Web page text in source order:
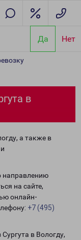
Да Нет
в
а также в
направлению
на сайте,
онлайн-
+7 (495)
в Вологду,